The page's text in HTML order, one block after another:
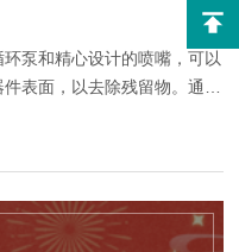
泵和精心设计的喷嘴，可以
表面，以去除残留物。通过